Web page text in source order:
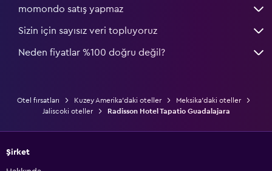
momondo satış yapmaz
Sizin için sayısız veri topluyoruz
Neden fiyatlar %100 doğru değil?
Otel fırsatları Kuzey Amerika'daki oteller
Meksika'daki oteller
Jaliscoki oteller
Radisson Hotel Tapatio Guadalajara
Şirket